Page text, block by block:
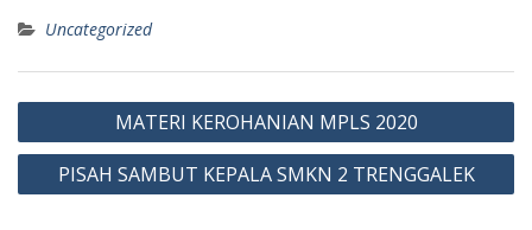
Uncategorized
Post
navigation
MATERI KEROHANIAN MPLS 2020
PISAH SAMBUT KEPALA SMKN 2 TRENGGALEK